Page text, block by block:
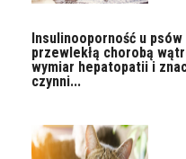
Insulinooporność u psów
przewlekłą chorobą
wymiar hepatopatii i
czynni...